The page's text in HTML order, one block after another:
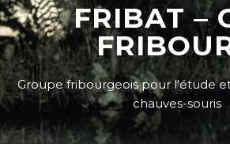
FRIBAT –
Groupe fribourgeois pour l'étude
chauves-souris